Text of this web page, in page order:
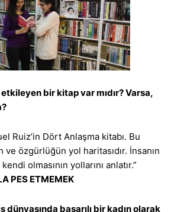
bir kitap var mıdır? Varsa,
Ruiz’in Dört Anlaşma kitabı. Bu
ve özgürlüğün yol haritasıdır. İnsanın
olmasının yollarını anlatır.”
PES ETMEMEK
dünyasında başarılı bir kadın olarak